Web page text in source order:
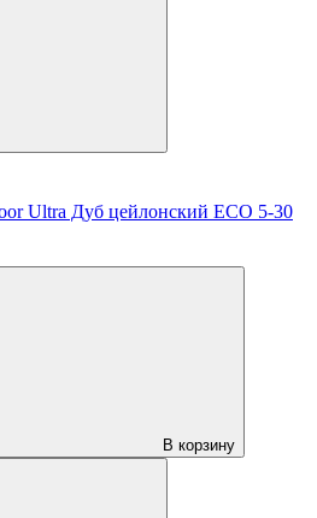
Ultra Дуб цейлонский ЕСО 5-30
В корзину